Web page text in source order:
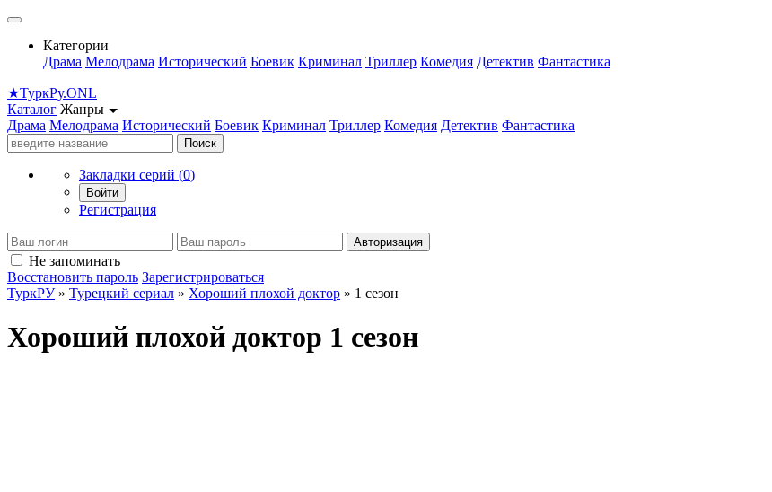
Категории
Драма Мелодрама Исторический Боевик Криминал Триллер Комедия Детектив Фантастика
★ТуркРу.ONL
Каталог Жанры
Драма Мелодрама Исторический Боевик Криминал Триллер Комедия Детектив Фантастика
Поиск
Закладки серий (0)
Войти
Регистрация
Авторизация
Не запоминать
Восстановить пароль Зарегистрироваться
ТуркРУ» Турецкий сериал » Хороший плохой доктор » 1 сезон
Хороший плохой доктор 1 сезон